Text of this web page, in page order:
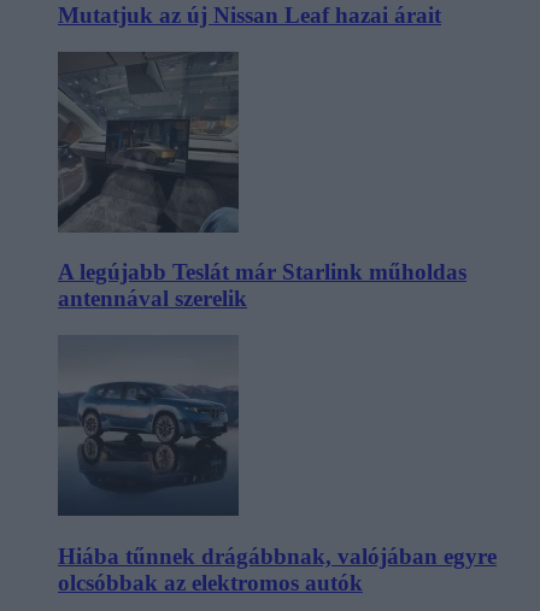
Mutatjuk az új Nissan Leaf hazai árait
A legújabb Teslát már Starlink műholdas
antennával szerelik
Hiába tűnnek drágábbnak, valójában egyre
olcsóbbak az elektromos autók